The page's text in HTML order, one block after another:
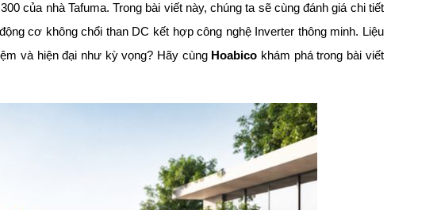
của nhà Tafuma. Trong bài viết này, chúng ta sẽ cùng đánh giá chi tiết
cơ không chổi than DC kết hợp công nghệ Inverter thông minh. Liệu
và hiện đại như kỳ vọng? Hãy cùng Hoabico khám phá trong bài viết